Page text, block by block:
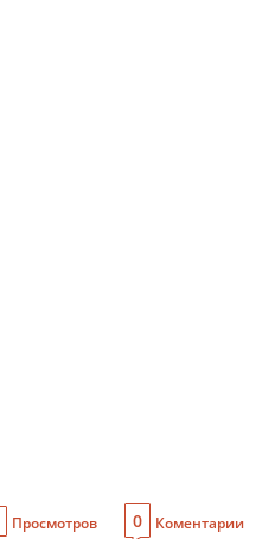
Просмотров 0 Коментарии